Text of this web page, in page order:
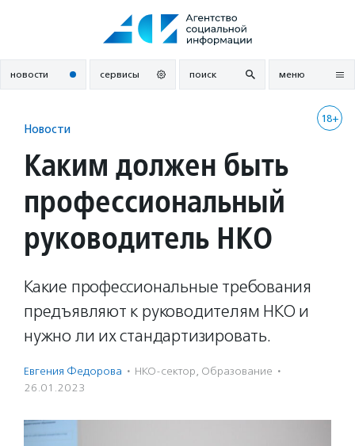
новости сервисы поиск меню
18+
Новости
Каким должен быть
профессиональный
руководитель НКО
Какие профессиональные требования
предъявляют к руководителям НКО и
нужно ли их стандартизировать.
Евгения Федорова · НКО-сектор, Образование ·
26.01.2023